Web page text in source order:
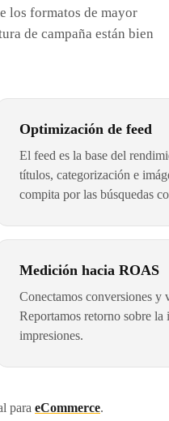
los formatos de mayor
de campaña están bien
Optimización de feed
El feed es la base del
títulos, categorización e
compita por las búsquedas
Medición hacia ROAS
Conectamos conversiones y
Reportamos retorno sobre
impresiones.
para eCommerce.